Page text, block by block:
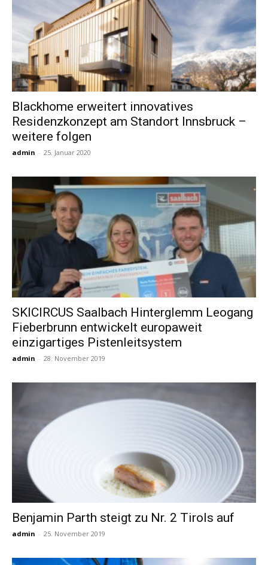
Blackhome erweitert innovatives
Residenzkonzept am Standort Innsbruck –
weitere folgen
admin - 25. Januar 2020
SKICIRCUS Saalbach Hinterglemm Leogang
Fieberbrunn entwickelt europaweit
einzigartiges Pistenleitsystem
admin - 28. November 2019
Benjamin Parth steigt zu Nr. 2 Tirols auf
admin - 25. November 2019